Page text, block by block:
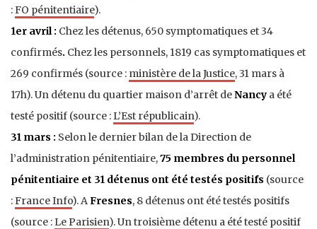
:FO pénitentiaire).
1er avril : Chez les détenus, 650 symptomatiques et 34
confirmés. Chez les personnels, 1819 cas symptomatiques et
269 confirmés (source : ministère de la Justice, 31 mars à
17h).Un détenu du quartier maison d’arrêt deNancy a été
testé positif (source : L’Est républicain).
31 mars : Selon le dernier bilan de la Direction de
l’administration pénitentiaire,75 membres du personnel
pénitentiaire et 31 détenus ont été testés positifs (source
:France Info). A Fresnes, 8 détenus ont été testés positifs
(source : Le Parisien). Un troisième détenu a été testé positif